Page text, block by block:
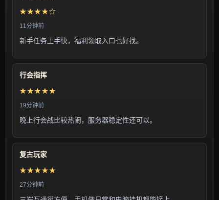
★★★★☆
11分钟前
新手任务上手快，福利领取入口也好找。
行会指挥
★★★★★
19分钟前
晚上行会战比较热闹，服务器稳定性还可以。
复古玩家
★★★★★
27分钟前